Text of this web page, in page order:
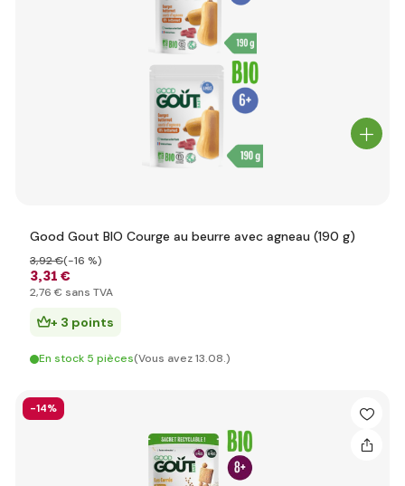
Good Gout BIO Courge au beurre avec agneau (190 g)
3,31 €
3,92 €(-16 %)
2,76 € sans TVA
+ 3 points
En stock 5 pièces(Vous avez 13.08.)
-14%